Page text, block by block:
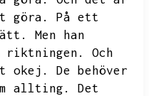
göra.
På ett
Men han
riktningen.
Och
okej.
De behöver
allting.
Det